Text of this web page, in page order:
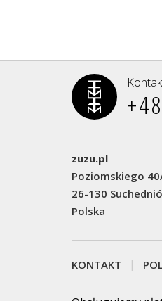
zuzu.pl
Poziomskiego
26-130
Polska
KONTAKT